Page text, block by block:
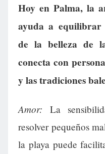
Hoy en Palma, la
ayuda a equilibrar
de la belleza de
conecta con
y las tradiciones
Amor: La
resolver pequeños
la playa puede